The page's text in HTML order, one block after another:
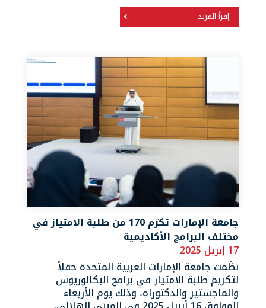
إقرأ المزيد
جامعة الإمارات تكرّم 170 من طلبة الامتياز في
مختلف البرامج الأكاديمية
17 إبريل 2025
نظّمت جامعة الإمارات العربية المتحدة حفلاً
لتكريم طلبة الامتياز في برامج البكالوريوس
والماجستير والدكتوراه، وذلك يوم الأربعاء